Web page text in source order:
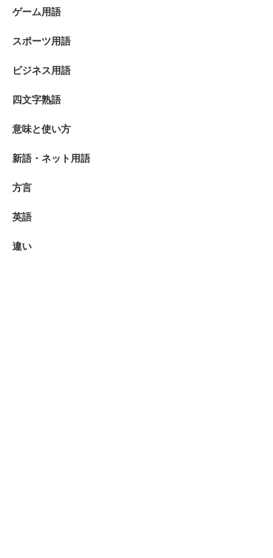
ゲーム用語
スポーツ用語
ビジネス用語
四文字熟語
意味と使い方
新語・ネット用語
方言
英語
違い